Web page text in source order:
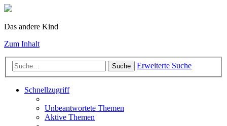
Das andere Kind
Zum Inhalt
Suche Erweiterte Suche
Schnellzugriff
Unbeantwortete Themen
Aktive Themen